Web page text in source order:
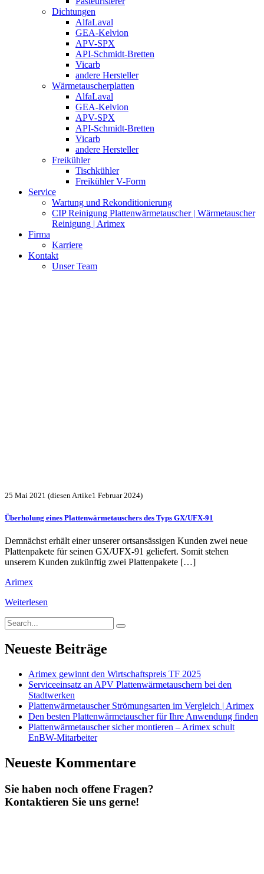
Dichtungen
AlfaLaval
GEA-Kelvion
APV-SPX
API-Schmidt-Bretten
Vicarb
andere Hersteller
Wärmetauscherplatten
AlfaLaval
GEA-Kelvion
APV-SPX
API-Schmidt-Bretten
Vicarb
andere Hersteller
Freikühler
Tischkühler
Freikühler V-Form
Service
Wartung und Rekonditionierung
CIP Reinigung Plattenwärmetauscher | Wärmetauscher
Reinigung | Arimex
Firma
Karriere
Kontakt
Unser Team
25 Mai 2021 (diesen Artike1 Februar 2024)
Überholung eines Plattenwärmetauschers des Typs GX/UFX-91
Demnächst erhält einer unserer ortsansässigen Kunden zwei neue
Plattenpakete für seinen GX/UFX-91 geliefert. Somit stehen
unserem Kunden zukünftig zwei Plattenpakete […]
Arimex
Weiterlesen
Neueste Beiträge
Arimex gewinnt den Wirtschaftspreis TF 2025
Serviceeinsatz an APV Plattenwärmetauschern bei den
Stadtwerken
Plattenwärmetauscher Strömungsarten im Vergleich | Arimex
Den besten Plattenwärmetauscher für Ihre Anwendung finden
Plattenwärmetauscher sicher montieren – Arimex schult
EnBW-Mitarbeiter
Neueste Kommentare
Sie haben noch offene Fragen?
Kontaktieren Sie uns gerne!